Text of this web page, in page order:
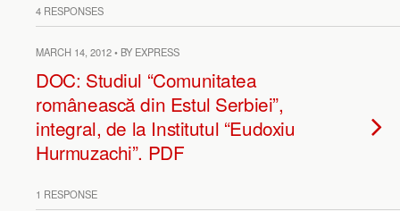
4 RESPONSES
MARCH 14, 2012 • BY EXPRESS
DOC: Studiul “Comunitatea
românească din Estul Serbiei”,
integral, de la Institutul “Eudoxiu
Hurmuzachi”. PDF
1 RESPONSE